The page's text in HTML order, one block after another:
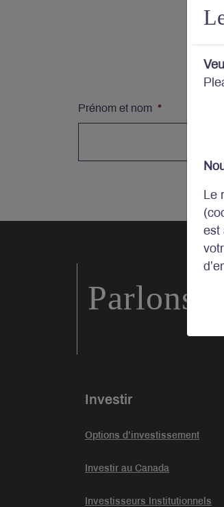
Le
est
Prénom et nom *
Parlons
Investir
Options d’investissement
Investir au Canada
Investisseurs Institutionnels